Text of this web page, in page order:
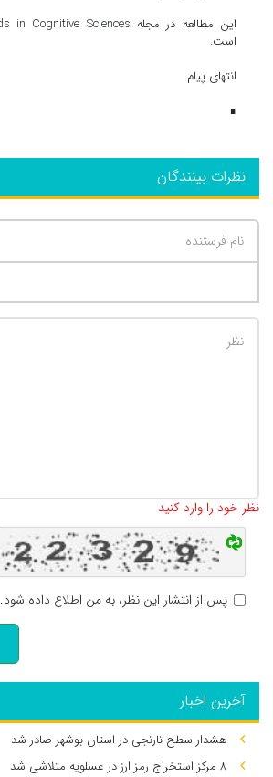
است.
انتهای پیام
∎
نظرات بینندگان
نظر خود را وارد کنید
پس از انتشار این نظر، به من اطلاع داده شود.
آخرین اخبار
هشدار سطح نارنجی در استان بوشهر صادر شد
۸ مرکز استخراج رمز ارز در عسلویه متلاشی شد